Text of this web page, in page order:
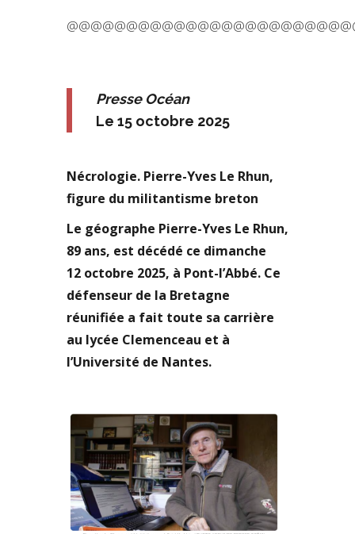
Presse Océan
Le 15 octobre 2025
Nécrologie. Pierre-Yves Le Rhun,
figure du militantisme breton
Le géographe Pierre-Yves Le Rhun,
89 ans, est décédé ce dimanche
12 octobre 2025, à Pont-l’Abbé. Ce
défenseur de la Bretagne
réunifiée a fait toute sa carrière
au lycée Clemenceau et à
l’Université de Nantes.